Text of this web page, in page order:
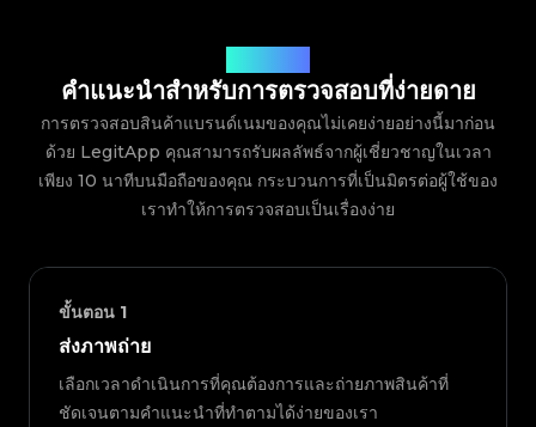
คำแนะนำสำหรับการตรวจสอบที่ง่ายดาย
การตรวจสอบสินค้าแบรนด์เนมของคุณไม่เคยง่ายอย่างนี้มาก่อน
ด้วย LegitApp คุณสามารถรับผลลัพธ์จากผู้เชี่ยวชาญในเวลา
เพียง 10 นาทีบนมือถือของคุณ กระบวนการที่เป็นมิตรต่อผู้ใช้ของ
เราทำให้การตรวจสอบเป็นเรื่องง่าย
ขั้นตอน 1
ส่งภาพถ่าย
เลือกเวลาดำเนินการที่คุณต้องการและถ่ายภาพสินค้าที่
ชัดเจนตามคำแนะนำที่ทำตามได้ง่ายของเรา